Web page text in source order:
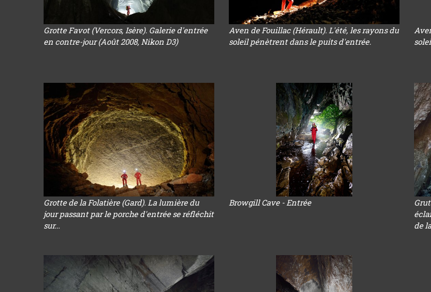
Grotte Favot (Vercors, Isère). Galerie d'entrée
en contre-jour (Août 2008, Nikon D3)
Aven de Fouillac (Hérault). L'été, les rayons du
soleil pénètrent dans le puits d'entrée.
Grotte de la Folatière (Gard). La lumière du
jour passant par le porche d'entrée se réfléchit
sur...
Browgill Cave - Entrée
de